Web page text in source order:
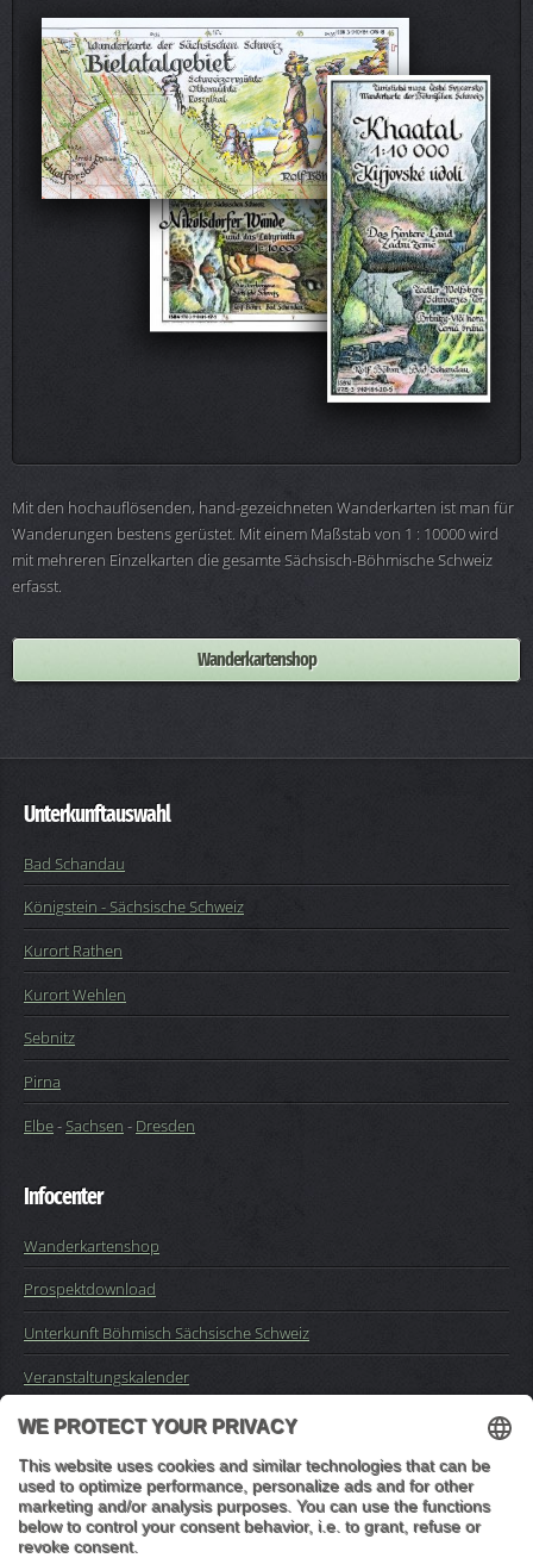
Mit den hochauflösenden, hand-gezeichneten Wanderkarten ist man für
Wanderungen bestens gerüstet. Mit einem Maßstab von 1 : 10000 wird
mit mehreren Einzelkarten die gesamte Sächsisch-Böhmische Schweiz
erfasst.
Wanderkartenshop
Unterkunftauswahl
Bad Schandau
Königstein - Sächsische Schweiz
Kurort Rathen
Kurort Wehlen
Sebnitz
Pirna
Elbe-Sachsen - Dresden
Infocenter
Wanderkartenshop
Prospektdownload
Unterkunft Böhmisch Sächsische Schweiz
Veranstaltungskalender
Impressum
Buchungsanfrage